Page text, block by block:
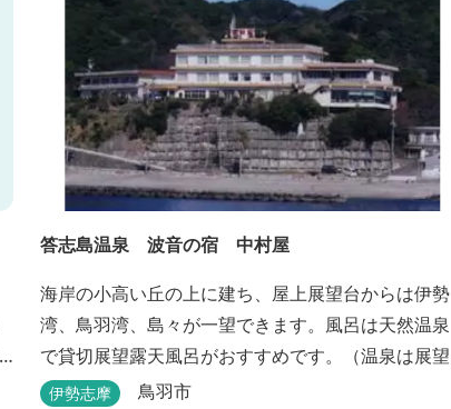
答志島温泉 波音の宿 中村屋
海岸の小高い丘の上に建ち、屋上展望台からは伊勢
湾、鳥羽湾、島々が一望できます。風呂は天然温泉
で貸切展望露天風呂がおすすめです。（温泉は展望
大浴場のみとなります。）
伊勢志摩 鳥羽市